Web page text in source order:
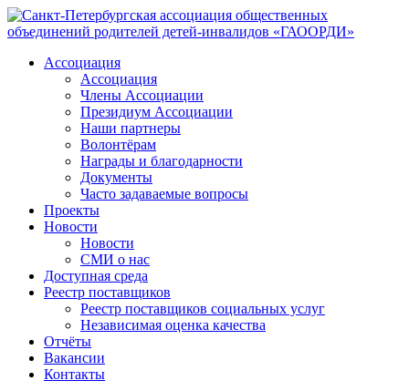
Ассоциация
Ассоциация
Члены Ассоциации
Президиум Ассоциации
Наши партнеры
Волонтёрам
Награды и благодарности
Документы
Часто задаваемые вопросы
Проекты
Новости
Новости
СМИ о нас
Доступная среда
Реестр поставщиков
Реестр поставщиков социальных услуг
Независимая оценка качества
Отчёты
Вакансии
Контакты